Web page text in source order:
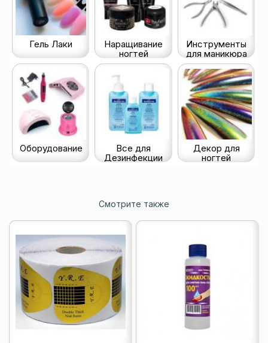
Гель Лаки
Наращивание
ногтей
Инструменты
для маникюра
Оборудование
Все для
Дезинфекции
Декор для
ногтей
Смотрите также